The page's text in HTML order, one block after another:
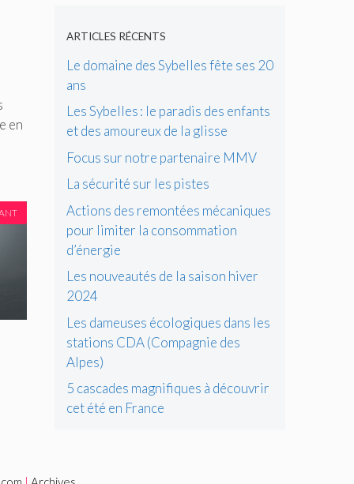
en
ARTICLES RÉCENTS
Le domaine des Sybelles fête ses 20
ans
Les Sybelles : le paradis des enfants
et des amoureux de la glisse
Focus sur notre partenaire MMV
La sécurité sur les pistes
Actions des remontées mécaniques
pour limiter la consommation
d’énergie
Les nouveautés de la saison hiver
2024
Les dameuses écologiques dans les
stations CDA (Compagnie des
Alpes)
5 cascades magnifiques à découvrir
cet été en France